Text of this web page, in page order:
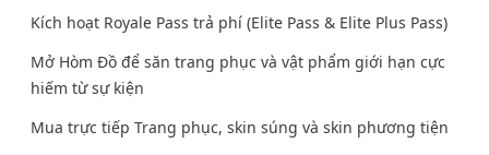
Kích hoạt Royale Pass trả phí (Elite Pass & Elite Plus Pass)
Mở Hòm Đồ để săn trang phục và vật phẩm giới hạn cực
hiếm từ sự kiện
Mua trực tiếp Trang phục, skin súng và skin phương tiện